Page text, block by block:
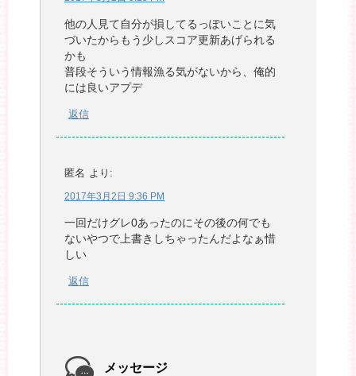
他の人見て自分が損してるっぽいことに気
づいたからもう少しスコア更新あげられる
かも
普段そういう情報漁る気がないから、俺的
には良いアプデ
返信
匿名 より:
2017年3月2日 9:36 PM
一回だけグレ0あったのにその後の何でも
ないやつで上書きしちゃったんだよなぁ惜
しい
返信
メッセージ